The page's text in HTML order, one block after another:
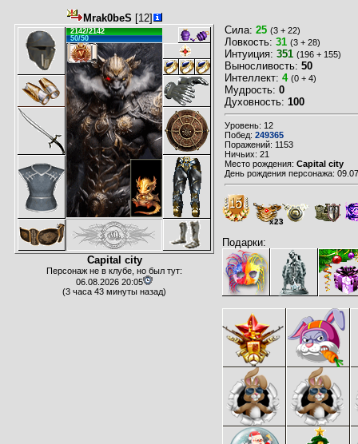
Mrak0beS [12]
2142/2142
50/50
Capital city
Персонаж не в клубе, но был тут:
06.08.2026 20:05
(3 часа 43 минуты назад)
Сила: 25 (3 + 22)
Ловкость: 31 (3 + 28)
Интуиция: 351 (196 + 155)
Выносливость: 50
Интеллект: 4 (0 + 4)
Мудрость: 0
Духовность: 100
Уровень: 12
Побед: 249365
Поражений: 1153
Ничьих: 21
Место рождения: Capital city
День рождения персонажа:
x23
Подарки: